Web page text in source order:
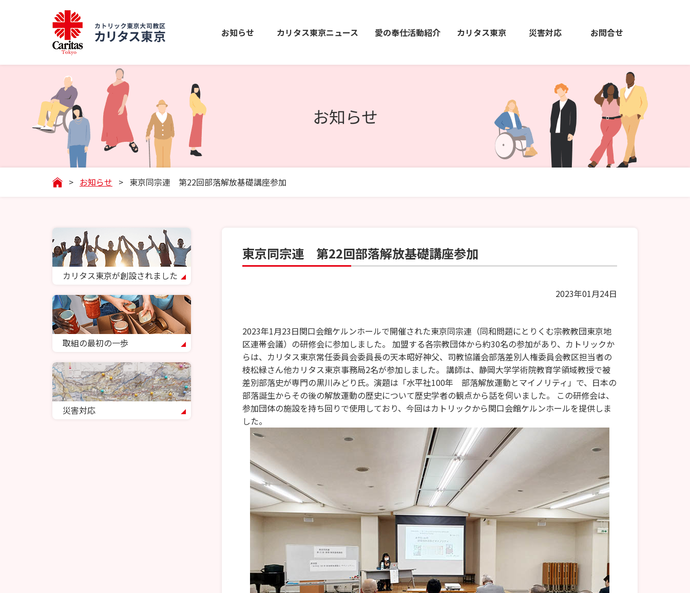
お知らせ カリタス東京ニュース 愛の奉仕活動紹介 カリタス東京 災害対応 お問合せ
お知らせ
> お知らせ > 東京同宗連 第22回部落解放基礎講座参加
東京同宗連 第22回部落解放基礎講座参加
2023年01月24日
2023年1月23日関口会館ケルンホールで開催された東京同宗連（同和問題にとりくむ宗教教団東京地
区連帯会議）の研修会に参加しました。 加盟する各宗教団体から約30名の参加があり、カトリックか
らは、カリタス東京常任委員会委員長の天本昭好神父、司教協議会部落差別人権委員会教区担当者の
枝松緑さん他カリタス東京事務局2名が参加しました。 講師は、静岡大学学術院教育学領域教授で被
差別部落史が専門の黒川みどり氏。演題は「水平社100年 部落解放運動とマイノリティ」で、日本の
部落誕生からその後の解放運動の歴史について歴史学者の観点から話を伺いました。 この研修会は、
参加団体の施設を持ち回りで使用しており、今回はカトリックから関口会館ケルンホールを提供しま
した。
カリタス東京が創設されました
取組の最初の一歩
災害対応